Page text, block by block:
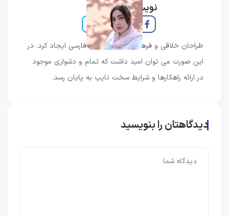
نویسنده و خبرنگار
طراحان خلاقی و فرهنگ پیشرو در زبان فارسی ایجاد کرد. در
این صورت می توان امید داشت که تمام و دشواری موجود
در ارائه راهکارها و شرایط سخت تایپ به پایان رسد.
دیدگاهتان را بنویسید